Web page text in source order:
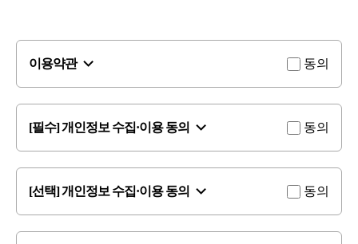
이용약관 동의
[필수] 개인정보 수집·이용 동의 동의
[선택] 개인정보 수집·이용 동의 동의